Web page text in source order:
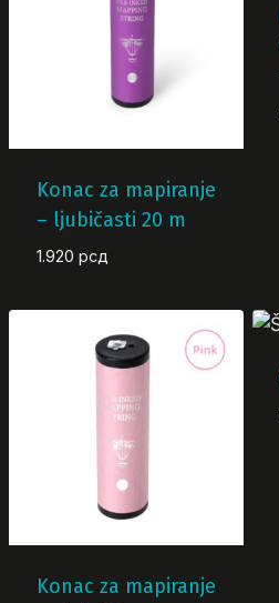
Konac za mapiranje
– ljubičasti 20 m
1.920 рсд
Konac za mapiranje